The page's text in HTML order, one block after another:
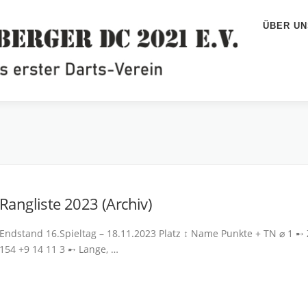
ÜBER
Rangliste 2023 (Archiv)
Endstand 16.Spieltag – 18.11.2023 Platz ↕ Name Punkte + TN ⌀ 1
154 +9 14 11 3 ➸ Lange, …